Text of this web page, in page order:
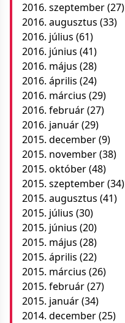
2016. szeptember(27)
2016. augusztus (33)
2016. július (61)
2016. június (41)
2016. május (28)
2016. április (24)
2016. március (29)
2016. február(27)
2016. január(29)
2015. december(9)
2015. november(38)
2015. október(48)
2015. szeptember(34)
2015. augusztus (41)
2015. július (30)
2015. június (20)
2015. május (28)
2015. április (22)
2015. március (26)
2015. február(27)
2015. január(34)
2014. december(25)